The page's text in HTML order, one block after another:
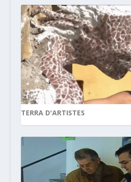
TERRA D'ARTISTES